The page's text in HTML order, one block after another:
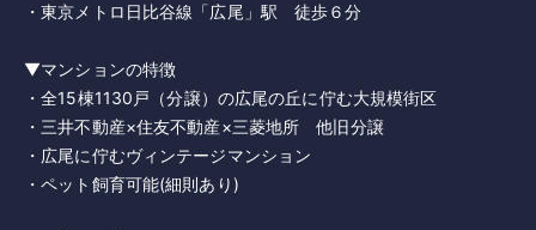
・東京メトロ日比谷線「広尾」駅 徒歩６分
▼マンションの特徴
・全15棟1130戸（分譲）の広尾の丘に佇む大規模街区
・三井不動産×住友不動産×三菱地所 他旧分譲
・広尾に佇むヴィンテージマンション
・ペット飼育可能(細則あり)